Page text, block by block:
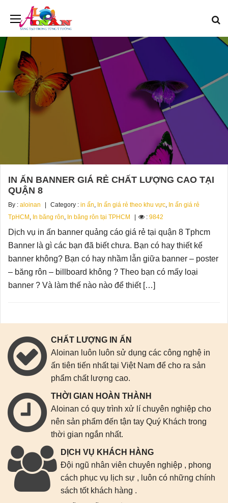
IN ẤN BANNER GIÁ RẺ CHẤT LƯỢNG CAO TẠI
QUẬN 8
By : aloinan Category : in ấn In ấn giá rẻ theo khu vực In ấn giá rẻ
TpHCM In băng rôn In băng rôn tại TPHCM : 9842
Dịch vụ in ấn banner quảng cáo giá rẻ tại quận 8 Tphcm
Banner là gì các bạn đã biết chưa. Bạn có hay thiết kế
banner không? Bạn có hay nhầm lẫn giữa banner – poster
– băng rôn – billboard không ? Theo bạn có mấy loại
banner ? Và làm thế nào nào để thiết […]
CHẤT LƯỢNG IN ẤN
Aloinan luôn luôn sử dụng các công nghệ in
ấn tiên tiến nhất tại Việt Nam để cho ra sản
phẩm chất lượng cao.
THỜI GIAN HOÀN THÀNH
Aloinan có quy trình xử lí chuyên nghiệp cho
nên sản phẩm đến tận tay Quý Khách trong
thời gian ngắn nhất.
DỊCH VỤ KHÁCH HÀNG
Đội ngũ nhân viên chuyên nghiệp , phong
cách phục vụ lịch sự , luôn có những chính
sách tốt khách hàng .